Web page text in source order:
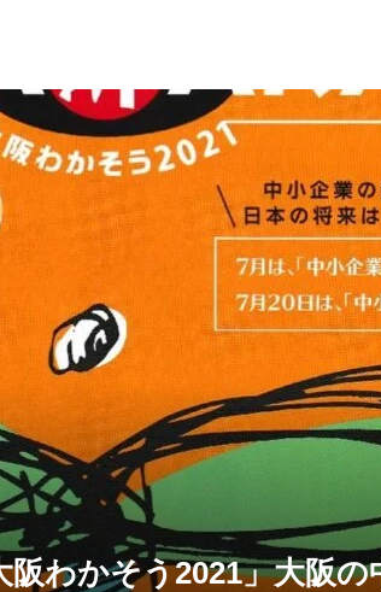
阪わかそう2021」大阪の